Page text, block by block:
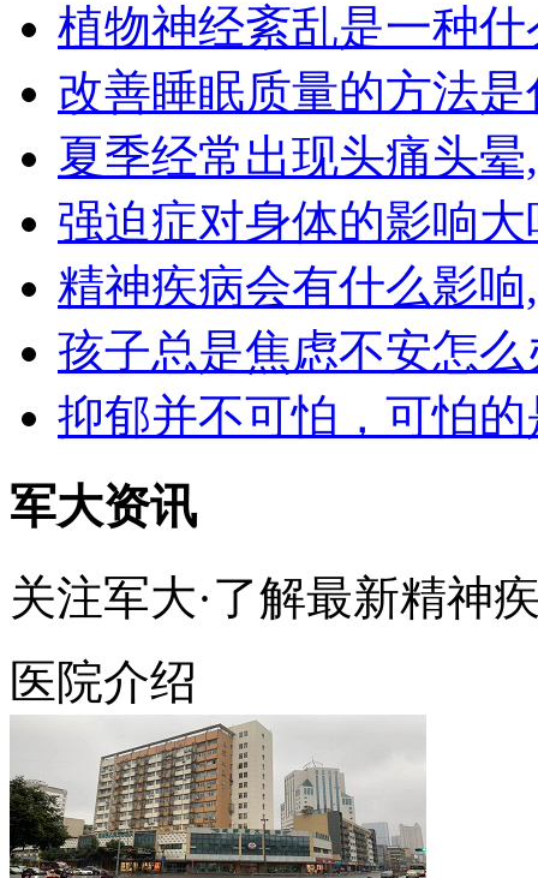
植物神经紊乱是一种
改善睡眠质量的方法
夏季经常出现头痛头
强迫症对身体的影响
精神疾病会有什么影
孩子总是焦虑不安怎
抑郁并不可怕，可怕
军大资讯
关注军大·了解最新精神
医院介绍